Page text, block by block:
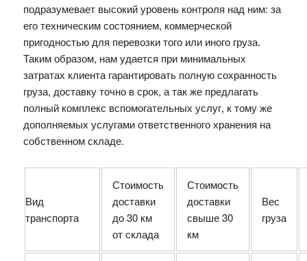
подразумевает высокий уровень контроля над ним: за
его техническим состоянием, коммерческой
пригодностью для перевозки того или иного груза.
Таким образом, нам удается при минимальных
затратах клиента гарантировать полную сохранность
груза, доставку точно в срок, а так же предлагать
полный комплекс вспомогательных услуг, к тому же
дополняемых услугами ответственного хранения на
собственном складе.
Вид
транспорта
Стоимость
доставки
до 30 км
от склада
Стоимость
доставки
свыше 30
км
Вес
груза